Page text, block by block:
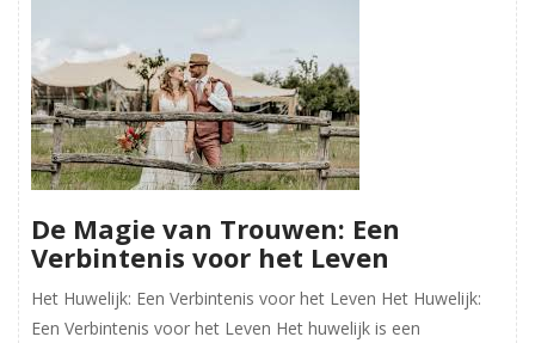
De Magie van Trouwen: Een
Verbintenis voor het Leven
Het Huwelijk: Een Verbintenis voor het Leven Het Huwelijk:
Een Verbintenis voor het Leven Het huwelijk is een